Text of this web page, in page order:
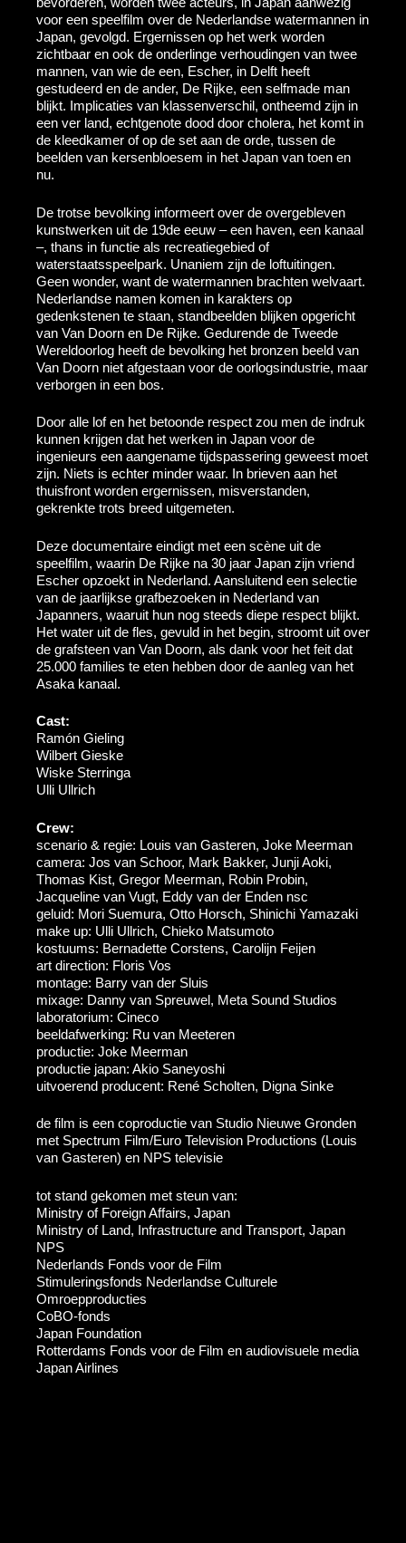
voor een speelfilm over de Nederlandse watermannen in
Japan, gevolgd. Ergernissen op het werk worden
zichtbaar en ook de onderlinge verhoudingen van twee
mannen, van wie de een, Escher, in Delft heeft
gestudeerd en de ander, De Rijke, een selfmade man
blijkt. Implicaties van klassenverschil, ontheemd zijn in
een ver land, echtgenote dood door cholera, het komt in
de kleedkamer of op de set aan de orde, tussen de
beelden van kersenbloesem in het Japan van toen en
nu.
De trotse bevolking informeert over de overgebleven
kunstwerken uit de 19de eeuw – een haven, een kanaal
–, thans in functie als recreatiegebied of
waterstaatsspeelpark. Unaniem zijn de loftuitingen.
Geen wonder, want de watermannen brachten welvaart.
Nederlandse namen komen in karakters op
gedenkstenen te staan, standbeelden blijken opgericht
van Van Doorn en De Rijke. Gedurende de Tweede
Wereldoorlog heeft de bevolking het bronzen beeld van
Van Doorn niet afgestaan voor de oorlogsindustrie, maar
verborgen in een bos.
Door alle lof en het betoonde respect zou men de indruk
kunnen krijgen dat het werken in Japan voor de
ingenieurs een aangename tijdspassering geweest moet
zijn. Niets is echter minder waar. In brieven aan het
thuisfront worden ergernissen, misverstanden,
gekrenkte trots breed uitgemeten.
Deze documentaire eindigt met een scène uit de
speelfilm, waarin De Rijke na 30 jaar Japan zijn vriend
Escher opzoekt in Nederland. Aansluitend een selectie
van de jaarlijkse grafbezoeken in Nederland van
Japanners, waaruit hun nog steeds diepe respect blijkt.
Het water uit de fles, gevuld in het begin, stroomt uit over
de grafsteen van Van Doorn, als dank voor het feit dat
25.000 families te eten hebben door de aanleg van het
Asaka kanaal.
Cast:
Ramón Gieling
Wilbert Gieske
Wiske Sterringa
Ulli Ullrich
Crew:
scenario & regie: Louis van Gasteren, Joke Meerman
camera: Jos van Schoor, Mark Bakker, Junji Aoki,
Thomas Kist, Gregor Meerman, Robin Probin,
Jacqueline van Vugt, Eddy van der Enden nsc
geluid: Mori Suemura, Otto Horsch, Shinichi Yamazaki
make up: Ulli Ullrich, Chieko Matsumoto
kostuums: Bernadette Corstens, Carolijn Feijen
art direction: Floris Vos
montage: Barry van der Sluis
mixage: Danny van Spreuwel, Meta Sound Studios
laboratorium: Cineco
beeldafwerking: Ru van Meeteren
productie: Joke Meerman
productie japan: Akio Saneyoshi
uitvoerend producent: René Scholten, Digna Sinke
de film is een coproductie van Studio Nieuwe Gronden
met Spectrum Film/Euro Television Productions (Louis
van Gasteren) en NPS televisie
tot stand gekomen met steun van:
Ministry of Foreign Affairs, Japan
Ministry of Land, Infrastructure and Transport, Japan
NPS
Nederlands Fonds voor de Film
Stimuleringsfonds Nederlandse Culturele
Omroepproducties
CoBO-fonds
Japan Foundation
Rotterdams Fonds voor de Film en audiovisuele media
Japan Airlines